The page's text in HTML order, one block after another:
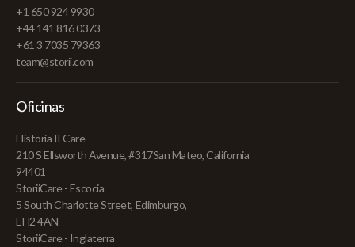
+1 650 924 9930
+44 141 816 0373
+61 3 7035 79363
team@storii.com
Oficinas
Historia II Care
210 S Ellsworth Avenue, #317San Mateo, California
94401
StoriiCare - Escocia
5 South Charlotte Street, Edimburgo,
EH2 4AN
StoriiCare - Inglaterra